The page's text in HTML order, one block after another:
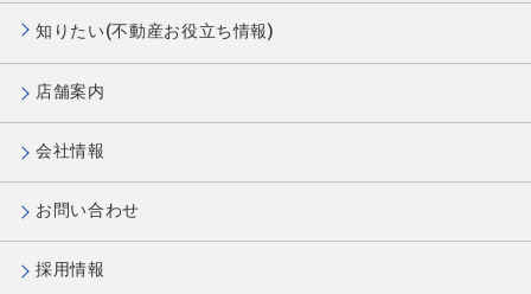
知りたい(不動産お役立ち情報)
店舗案内
会社情報
お問い合わせ
採用情報